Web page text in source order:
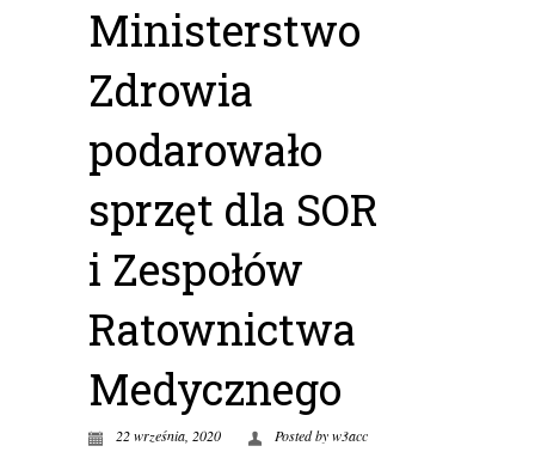
Ministerstwo
Zdrowia
podarowało
sprzęt dla SOR
i Zespołów
Ratownictwa
Medycznego
22 września, 2020 Posted byw3acc